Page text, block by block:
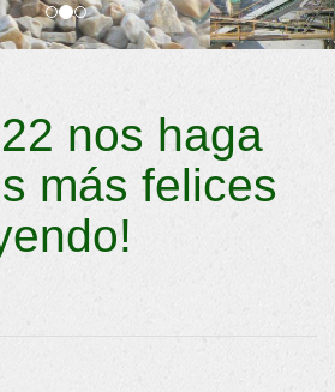
nos haga
más felices